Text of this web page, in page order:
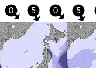
0 5 0 5